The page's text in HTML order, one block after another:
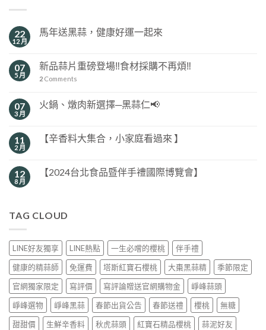
22
12 月
馬年送黑蒜，健康好運一起來
07
5 月
新品蒜片重磅登場‼️食材採購不再煩‼️
2 Comments
07
3 月
火鍋、燉肉新選擇─黑蒜仁📢
11
2 月
【辛香料大集合，小家庭看過來 】
12
8 月
【2024台北食品暨伴手禮國際博覽會】
TAG CLOUD
LINE好友獨享 LINE熱點 一生必嚐的櫻桃
伴手禮
健康的精蒜師
免運費 塔斯紅寶石櫻桃 大棗黑蒜精
季節限定
官網獨家限定
寫評價 寫評論贈送官網購物金
崢峰蒜頭
崢峰選物
崢峰黑蒜 春節出貨公告 春節送禮 櫻桃
無糖
甜甜價
生鮮辛香料 秋虎蒜頭 紅寶石精品櫻桃
蒜泥好友